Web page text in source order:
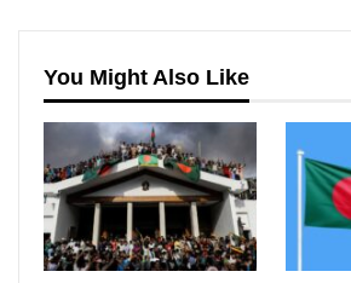
You Might Also Like